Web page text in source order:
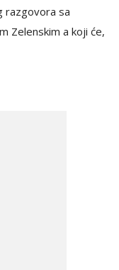
razgovora sa
Zelenskim a koji će,